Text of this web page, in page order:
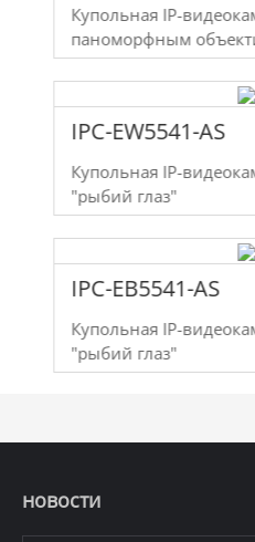
Купольная IP-
паноморфным
IPC-EW5541-AS
Купольная IP-
"рыбий глаз"
IPC-EB5541-AS
Купольная IP-
"рыбий глаз"
новости